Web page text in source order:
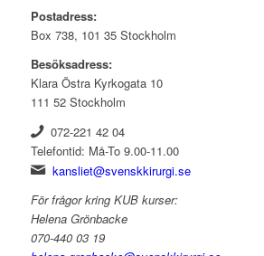
Postadress:
Box 738, 101 35 Stockholm
Besöksadress:
Klara Östra Kyrkogata 10
111 52 Stockholm
072-221 42 04
Telefontid: Må-To 9.00-11.00
kansliet@svenskkirurgi.se
För frågor kring KUB kurser:
Helena Grönbacke
070-440 03 19